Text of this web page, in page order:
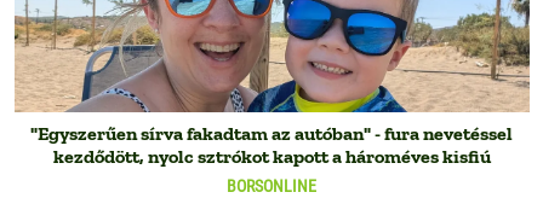
BORSONLINE
"Egyszerűen sírva fakadtam az autóban" - fura nevetéssel
kezdődött, nyolc sztrókot kapott a hároméves kisfiú